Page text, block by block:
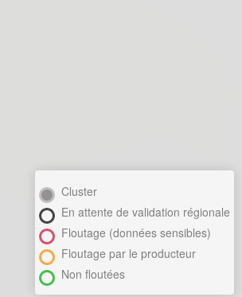
Cluster
En attente de validation régionale
Floutage (données sensibles)
Floutage par le producteur
Non floutées